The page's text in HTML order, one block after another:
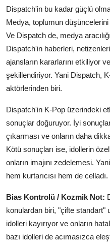
Dispatch'in bu kadar güçlü
Medya, toplumun düşüncelerini
Ve Dispatch de, medya
Dispatch'in haberleri,
ajansların kararlarını etkiliyor
şekillendiriyor. Yani Dispatch,
aktörlerinden biri.
Dispatch'in K-Pop üzerindeki
sonuçlar doğuruyor. İyi
çıkarması ve onların daha
Kötü sonuçları ise, idollerin
onların imajını zedelemesi.
hem kurtarıcısı hem de celladı.
Bias Kontrolü / Kozmik Not:
konulardan biri, "çifte standart"
idolleri kayırıyor ve onların
bazı idolleri de acımasızca